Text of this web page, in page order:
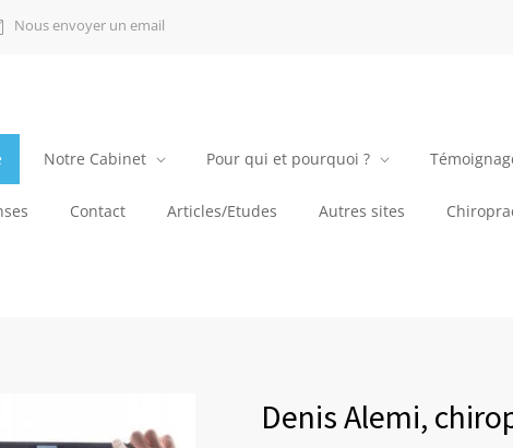
Nous envoyer un email
Notre Cabinet Pour qui et pourquoi ?
Contact Articles/Etudes Autres sites
Denis Alemi,